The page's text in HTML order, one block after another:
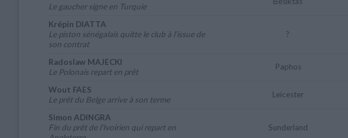
Le gaucher signe en Turquie
Krépin DIATTA
Le piston sénégalais quitte le club à l’issue de
son contrat
?
Radoslaw MAJECKI
Le Polonais repart en prêt
Paphos
Wout FAES
Le prêt du Belge arrive à son terme
Leicester
Simon ADINGRA
Fin du prêt de l’Ivoirien qui repart en
Sunderland